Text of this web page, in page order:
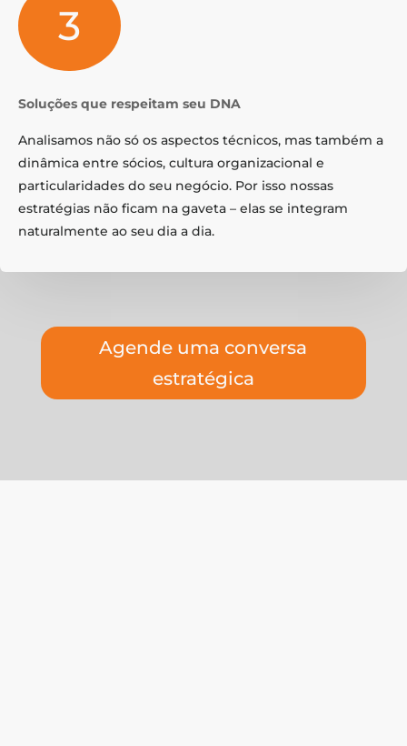
3
Soluções que respeitam seu DNA
Analisamos não só os aspectos técnicos, mas também a
dinâmica entre sócios, cultura organizacional e
particularidades do seu negócio. Por isso nossas
estratégias não ficam na gaveta – elas se integram
naturalmente ao seu dia a dia.
Agende uma conversa
estratégica